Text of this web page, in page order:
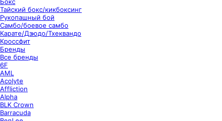
Тайский бокс/кикбоксинг
Рукопашный бой
Самбо/боевое самбо
Карате/Дзюдо/Тхеквандо
Кроссфит
Бренды
Все бренды
6F
AML
Acolyte
Affliction
Alpha
BLK Crown
Barracuda